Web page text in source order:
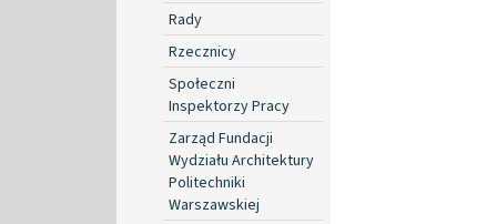
Rady
Rzecznicy
Społeczni
Inspektorzy Pracy
Zarząd Fundacji
Wydziału Architektury
Politechniki
Warszawskiej